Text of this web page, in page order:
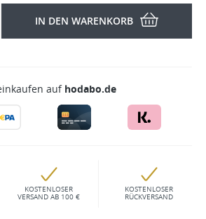
IN DEN WARENKORB
auf hodabo.de
KOSTENLOSER
VERSAND AB 100 €
KOSTENLOSER
RÜCKVERSAND